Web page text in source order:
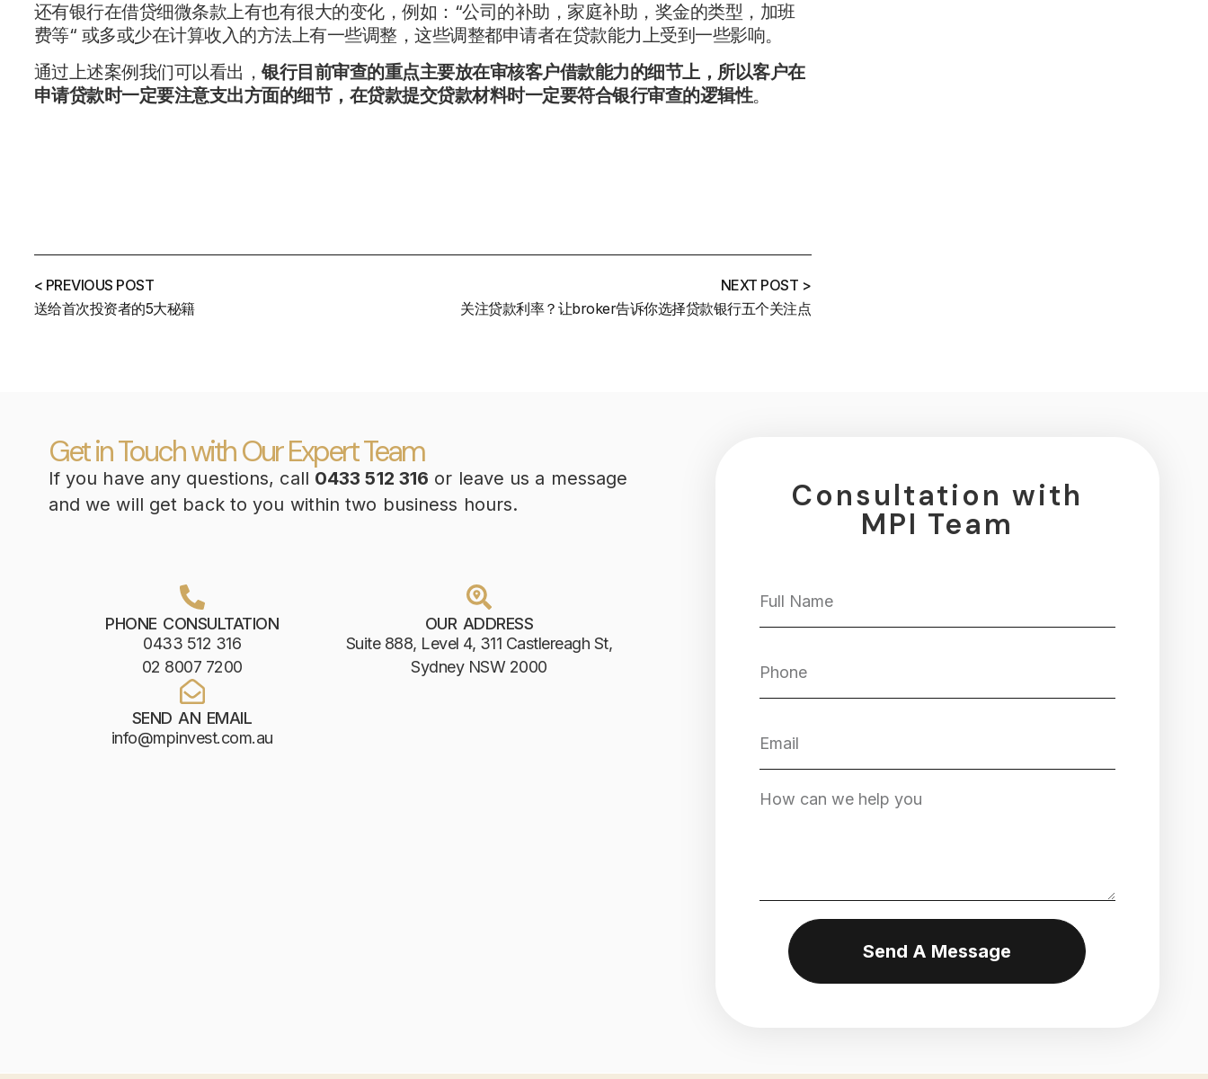
还有银行在借贷细微条款上有也有很大的变化，例如：“公司的补助，家庭补助，奖金的类型，加班
费等“ 或多或少在计算收入的方法上有一些调整，这些调整都申请者在贷款能力上受到一些影响。
通过上述案例我们可以看出，银行目前审查的重点主要放在审核客户借款能力的细节上，所以客户在
申请贷款时一定要注意支出方面的细节，在贷款提交贷款材料时一定要符合银行审查的逻辑性。
< PREVIOUS POST
送给首次投资者的5大秘籍
NEXT POST >
关注贷款利率？让broker告诉你选择贷款银行五个关注点
Get in Touch with Our Expert Team
If you have any questions, call 0433 512 316 or leave us a message
and we will get back to you within two business hours.
PHONE CONSULTATION
0433 512 316
02 8007 7200
OUR ADDRESS
Suite 888, Level 4, 311 Castlereagh St,
Sydney NSW 2000
SEND AN EMAIL
info@mpinvest.com.au
Consultation with
MPI Team
Send A Message